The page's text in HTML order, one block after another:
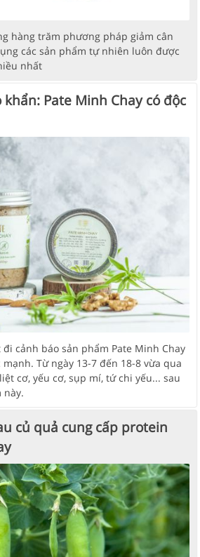
hàng trăm phương pháp giảm cân
các sản phẩm tự nhiên luôn được
nhất
khẩn: Pate Minh Chay có độc
đi cảnh báo sản phẩm Pate Minh Chay
Từ ngày 13-7 đến 18-8 vừa qua
cơ, yếu cơ, sụp mí, tứ chi yếu... sau
này.
củ quả cung cấp protein